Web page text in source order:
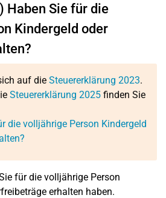
Haben Sie für die
Kindergeld oder
auf die Steuererklärung 2023.
Steuererklärung 2025 finden Sie
die volljährige Person Kindergeld
für die volljährige Person
erhalten haben.